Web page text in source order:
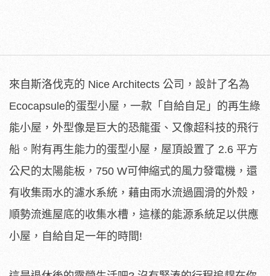
來自斯洛伐克的 Nice Architects 公司，設計了名為
Ecocapsule的蛋型小屋，一款「自給自足」的再生綠
能小屋，外型像是巨大的恐龍蛋、又像超科技的飛行
船。附有再生能力的蛋型小屋，屋頂設置了 2.6 平方
公尺的太陽能板，750 W可伸縮式的風力發電機，還
有收集雨水的濾水系統，藉由雨水流過圓滑的外殼，
順勢流進屋底的收集水槽，這樣的能源系統足以供應
小屋，自給自足一年的時間!